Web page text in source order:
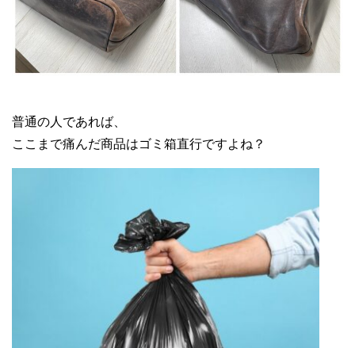
普通の人であれば、
ここまで痛んだ商品はゴミ箱直行ですよね？